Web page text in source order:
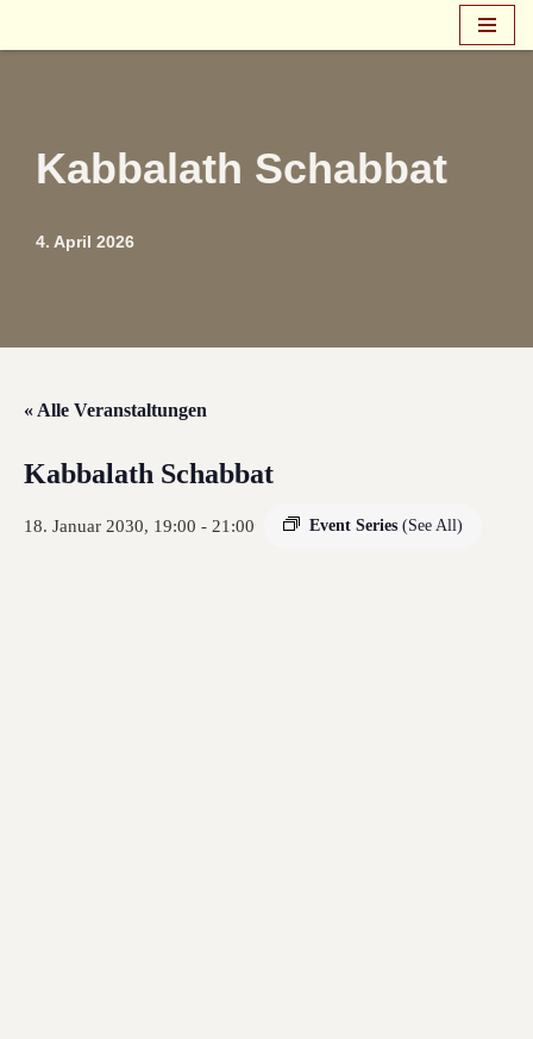
Kabbalath Schabbat
4. April 2026
« Alle Veranstaltungen
Kabbalath Schabbat
18. Januar 2030, 19:00 - 21:00 Event Series (See All)